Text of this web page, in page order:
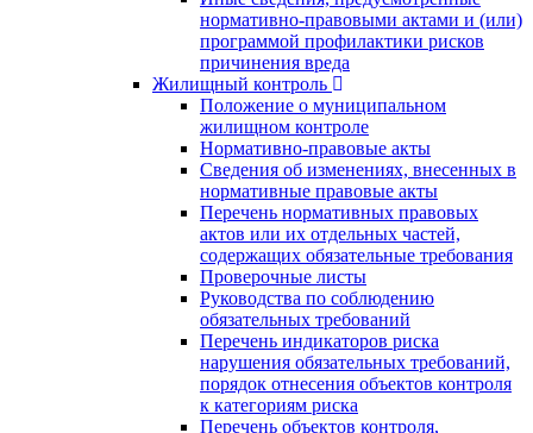
нормативно-правовыми актами и (или)
программой профилактики рисков
причинения вреда
Жилищный контроль
Положение о муниципальном
жилищном контроле
Нормативно-правовые акты
Сведения об изменениях, внесенных в
нормативные правовые акты
Перечень нормативных правовых
актов или их отдельных частей,
содержащих обязательные требования
Проверочные листы
Руководства по соблюдению
обязательных требований
Перечень индикаторов риска
нарушения обязательных требований,
порядок отнесения объектов контроля
к категориям риска
Перечень объектов контроля,